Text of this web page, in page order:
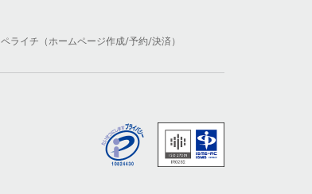
ペライチ（ホームページ作成/予約/決済）